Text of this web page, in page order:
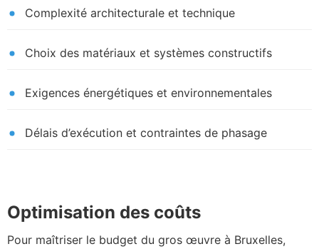
Complexité architecturale et technique
Choix des matériaux et systèmes constructifs
Exigences énergétiques et environnementales
Délais d’exécution et contraintes de phasage
Optimisation des coûts
Pour maîtriser le budget du gros œuvre à Bruxelles,